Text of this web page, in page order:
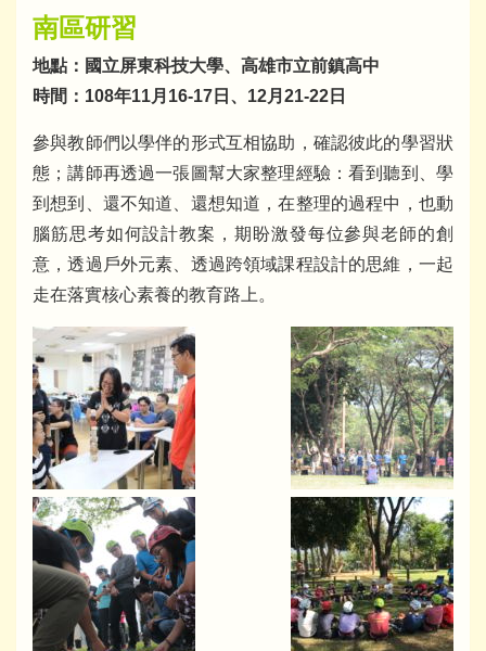
南區研習
地點：國立屏東科技大學、高雄市立前鎮高中
時間：108年11月16-17日、12月21-22日
參與教師們以學伴的形式互相協助，確認彼此的學習狀
態；講師再透過一張圖幫大家整理經驗：看到聽到、學
到想到、還不知道、還想知道，在整理的過程中，也動
腦筋思考如何設計教案，期盼激發每位參與老師的創
意，透過戶外元素、透過跨領域課程設計的思維，一起
走在落實核心素養的教育路上。